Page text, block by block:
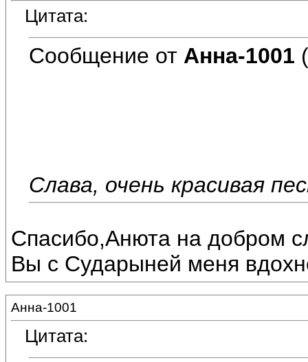
Цитата:
Сообщение от Анна-1001
Слава, очень красивая
Спасибо,Анюта на добром
Вы с Сударыней меня
Анна-1001
Цитата: